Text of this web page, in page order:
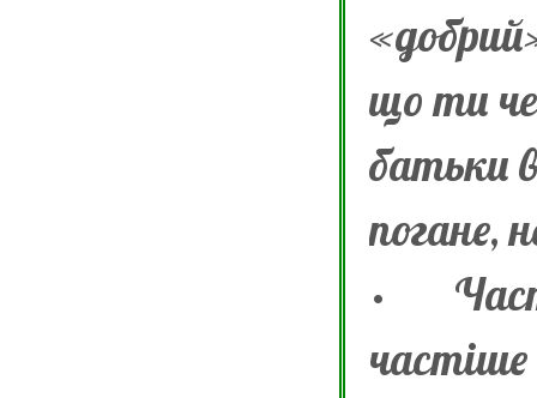
що ти
батьки
погане,
·